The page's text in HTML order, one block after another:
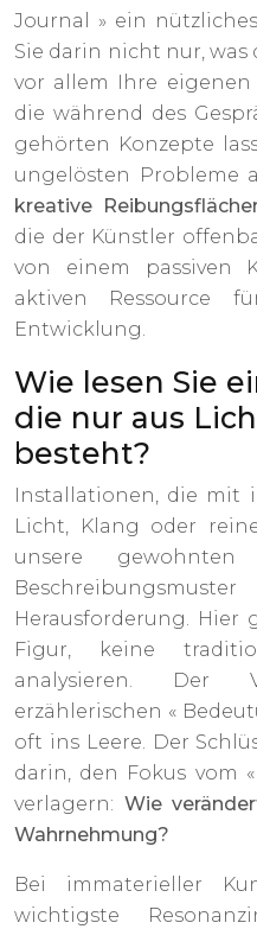
Journal » ein
Sie darin nicht nur, was
vor allem Ihre eigenen
die während des
gehörten Konzepte
ungelösten Probleme
kreative
die der Künstler
von einem passiven
aktiven Ressource
Entwicklung.
Wie lesen Sie
die nur aus
besteht?
Installationen, die mit
Licht, Klang oder
unsere gewohnten
Herausforderung. Hier
Figur, keine
analysieren. Der
erzählerischen «
oft ins Leere. Der
darin, den Fokus vom
verlagern: Wie
Wahrnehmung?
Bei immaterieller
wichtigste